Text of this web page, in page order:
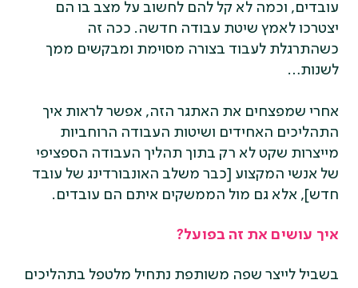
עובדים, וכמה לא קל להם לחשוב על מצב בו הם
יצטרכו לאמץ שיטת עבודה חדשה. ככה זה
כשהתרגלת לעבוד בצורה מסוימת ומבקשים ממך
לשנות…
אחרי שמפצחים את האתגר הזה, אפשר לראות איך
התהליכים האחידים ושיטות העבודה הרוחביות
מייצרות שקט לא רק בתוך תהליך העבודה הספציפי
של אנשי המקצוע [כבר משלב האונבורדינג של עובד
חדש], אלא גם מול הממשקים איתם הם עובדים.
איך עושים את זה בפועל?
בשביל לייצר שפה משותפת נתחיל מלטפל בתהליכים